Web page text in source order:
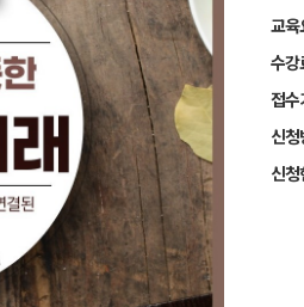
교육
수강
접수
신청
신청